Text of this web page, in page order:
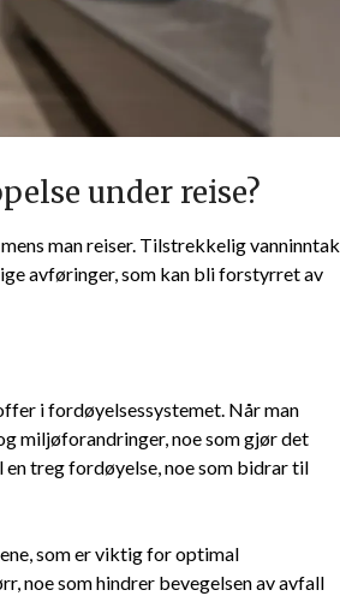
under reise?
man reiser. Tilstrekkelig vanninntak
avføringer, som kan bli forstyrret av
i fordøyelsessystemet. Når man
miljøforandringer, noe som gjør det
treg fordøyelse, noe som bidrar til
som er viktig for optimal
noe som hindrer bevegelsen av avfall